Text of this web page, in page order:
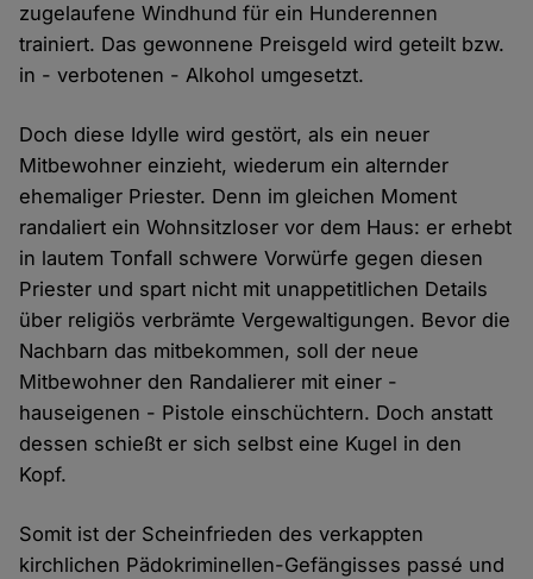
zugelaufene Windhund für ein Hunderennen
trainiert. Das gewonnene Preisgeld wird geteilt bzw.
in - verbotenen - Alkohol umgesetzt.
Doch diese Idylle wird gestört, als ein neuer
Mitbewohner einzieht, wiederum ein alternder
ehemaliger Priester. Denn im gleichen Moment
randaliert ein Wohnsitzloser vor dem Haus: er erhebt
in lautem Tonfall schwere Vorwürfe gegen diesen
Priester und spart nicht mit unappetitlichen Details
über religiös verbrämte Vergewaltigungen. Bevor die
Nachbarn das mitbekommen, soll der neue
Mitbewohner den Randalierer mit einer -
hauseigenen - Pistole einschüchtern. Doch anstatt
dessen schießt er sich selbst eine Kugel in den
Kopf.
Somit ist der Scheinfrieden des verkappten
kirchlichen Pädokriminellen-Gefängisses passé und